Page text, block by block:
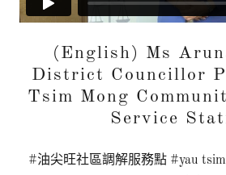
(English) Ms
District Councillor
Tsim Mong
Service
#油尖旺社區調解服務點 #yau